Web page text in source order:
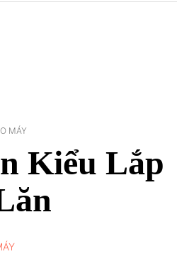
MÁY
Kiểu Lắp